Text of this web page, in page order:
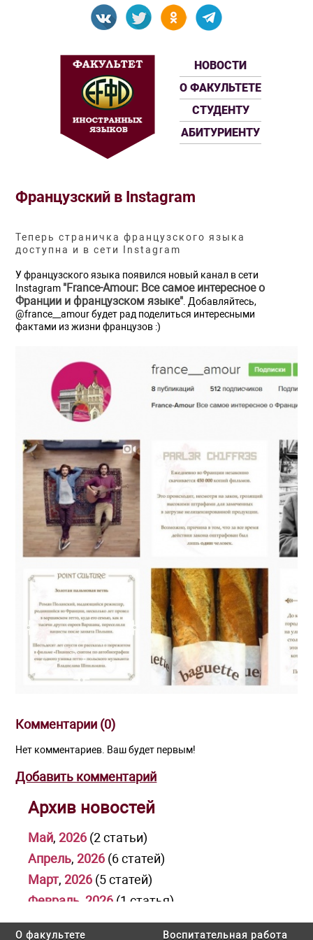
НОВОСТИ
О ФАКУЛЬТЕТЕ
СТУДЕНТУ
АБИТУРИЕНТУ
Французский в Instagram
Теперь страничка французского языка
доступна и в сети Instagram
У французского языка появился новый канал в сети
Instagram "France-Amour: Все самое интересное о
Франции и французском языке". Добавляйтесь,
@france__amour будет рад поделиться интересными
фактами из жизни французов :)
Комментарии (0)
Нет комментариев. Ваш будет первым!
Добавить комментарий
Архив новостей
Май, 2026 (2 статьи)
Апрель, 2026 (6 статей)
Март, 2026 (5 статей)
Февраль 2026 (1 статья)
Январь,2026(1 статья)
О факультете Воспитательная работа